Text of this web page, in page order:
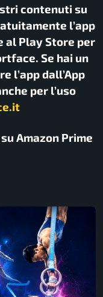
contenuti su
l’app
al Play Store per
Se hai un
l’app dall’App
per l’uso
Amazon Prime